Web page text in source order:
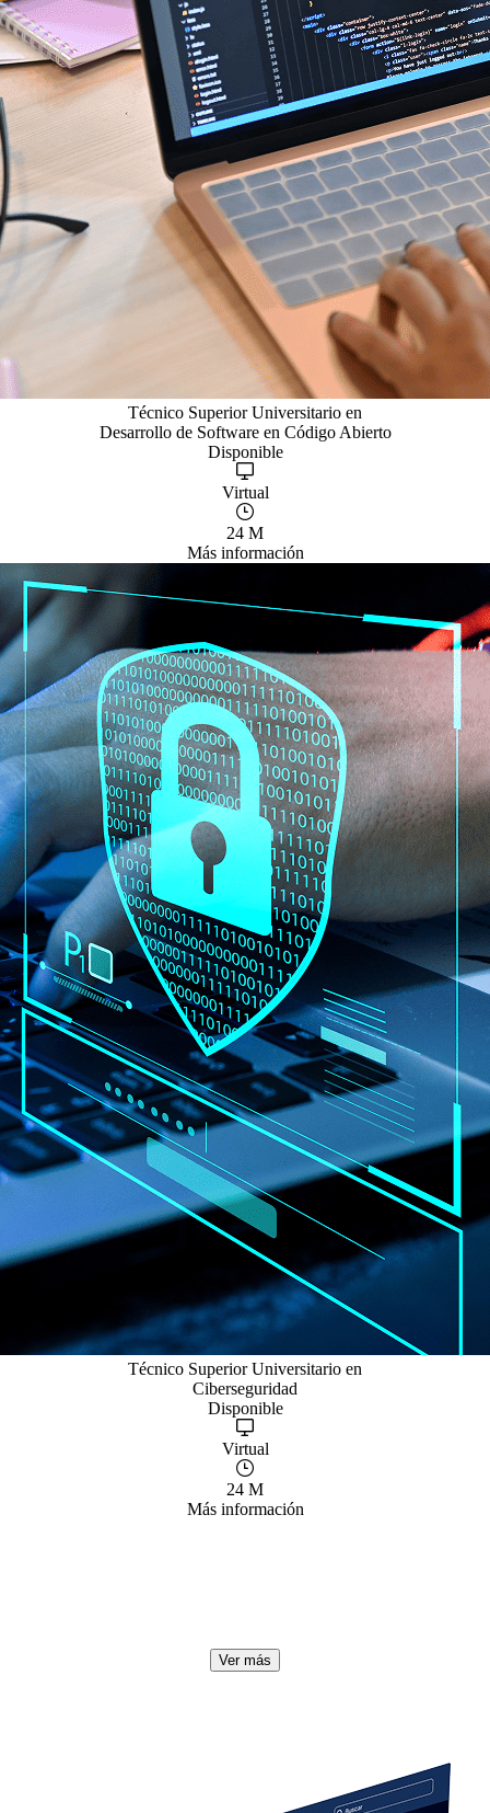
Técnico Superior Universitario en
Desarrollo de Software en Código Abierto
Disponible
Virtual
24 M
Más información
Técnico Superior Universitario en
Ciberseguridad
Disponible
Virtual
24 M
Más información
Ver más